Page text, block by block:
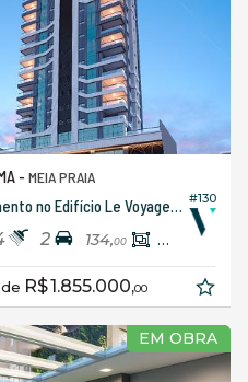
#130
- MEIA PRAIA
Apartamento no Edifício Le Voyage Residence
2 134,00 114,
R$ 1.855.000,00
EM OBRA